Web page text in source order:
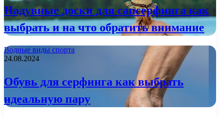
Надувные доски для сапсерфинга как
выбрать и на что обратить внимание
Водные виды спорта
24.08.2024
Обувь для серфинга как выбрать
идеальную пару